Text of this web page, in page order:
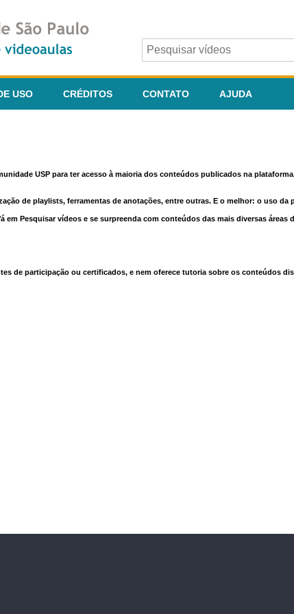
USO CRÉDITOS CONTATO AJUDA
USP para ter acesso à maioria dos conteúdos publicados na
de playlists, ferramentas de anotações, entre outras. E o melhor: o uso
em Pesquisar vídeos e se surpreenda com conteúdos das mais diversas áreas
de participação ou certificados, e nem oferece tutoria sobre os conteúdos